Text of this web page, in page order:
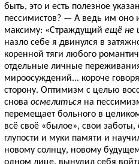
быть, это и есть полезное
пессимистов? — А ведь им оно
максиму: «Страждущий ещё не
назло себе я двинулся в
коренной тяги любого
отдельные личные
мироосуждений... короче
сторону. Оптимизм с целью
снова осмелитьсяна
перемещает больного в
всё своё «былое», свои
глупости и муки памяти и
новому солнцу, новому